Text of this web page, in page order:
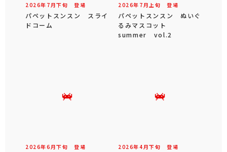
2026年 7 月下旬 登場
パペットスンスン スライ
ドコーム
2026年 7 月 上旬 登場
パペットスンスン ぬいぐ
るみマスコット
summer vol.2
2026年6 月下旬 登場 2026年4 月下旬 登場